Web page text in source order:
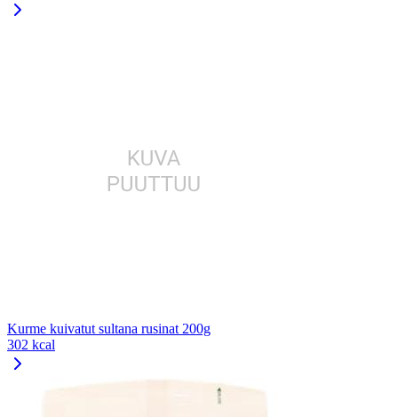
Kurme kuivatut sultana rusinat 200g
302 kcal